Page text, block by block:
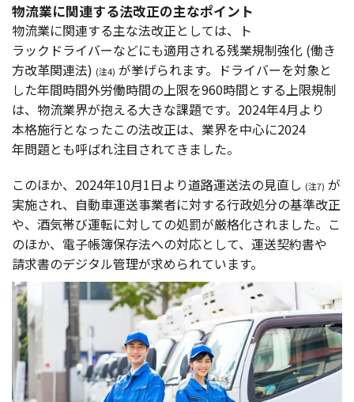
物流業に関連する法改正の主なポイント
物流業に関連する主な法改正としては、ト
ラックドライバーなどにも適用される残業規制強化 (働き
方改革関連法) (注4) が挙げられます。 ドライバーを対象と
した年間時間外労働時間の 上限を960時間とする 上限規制
は、 物流業界が抱える大きな課題です。2024年4月より
本格施行となったこの法改正は、 業界を中心に2024
年問題とも呼ばれ注目されてきました。
このほか、2024年10月1日より道路運送法の見直し (注7) が
実施され、 自動車運送事業者に対する行政処分の基準改正
や、 酒気帯び運転に対しての処罰が厳格化されました。こ
のほか、 電子帳簿保存法への対応として、 運送契約書や
請求書のデジタル管理が求められています。